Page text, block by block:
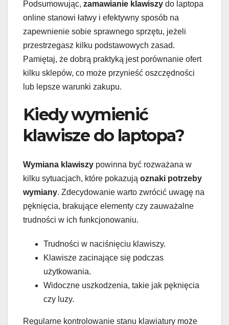
Podsumowując, zamawianie klawiszy do laptopa
online stanowi łatwy i efektywny sposób na
zapewnienie sobie sprawnego sprzętu, jeżeli
przestrzegasz kilku podstawowych zasad.
Pamiętaj, że dobrą praktyką jest porównanie ofert
kilku sklepów, co może przynieść oszczędności
lub lepsze warunki zakupu.
Kiedy wymienić
klawisze do laptopa?
Wymiana klawiszy powinna być rozważana w
kilku sytuacjach, które pokazują oznaki potrzeby
wymiany. Zdecydowanie warto zwrócić uwagę na
pęknięcia, brakujące elementy czy zauważalne
trudności w ich funkcjonowaniu.
Trudności w naciśnięciu klawiszy.
Klawisze zacinające się podczas
użytkowania.
Widoczne uszkodzenia, takie jak pęknięcia
czy luzy.
Regularne kontrolowanie stanu klawiatury może